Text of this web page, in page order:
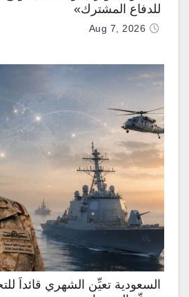
للدفاع المشترك»
Aug 7, 2026
السعودية تعيِّن الشهري قائداً